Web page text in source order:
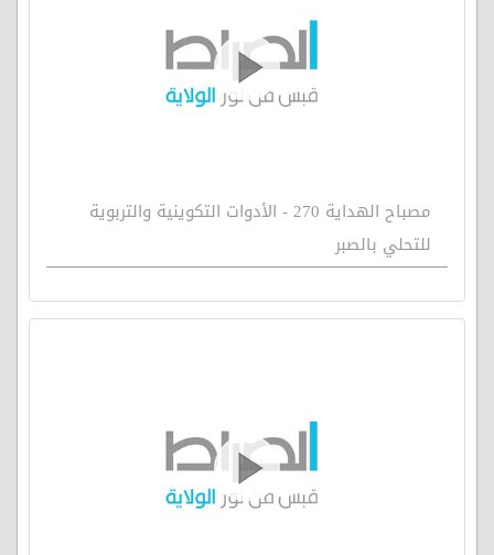
مصباح الهداية 270 - الأدوات التكوينية والتربوية
للتحلي بالصبر